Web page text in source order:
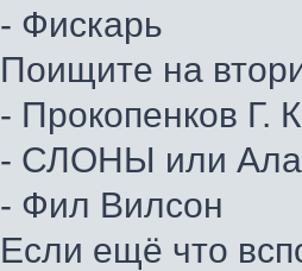
- Фискарь
Поищите на
- Прокопенков Г.
- СЛОНЫ или
- Фил Вилсон
Если ещё что